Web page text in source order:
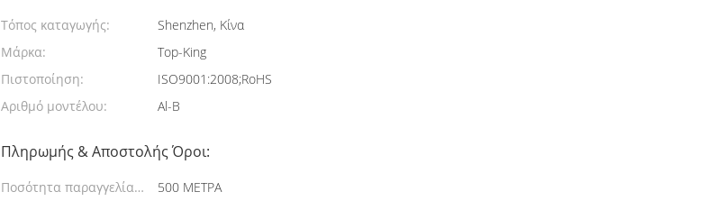
Τόπος καταγωγής:
Shenzhen, Κίνα
Μάρκα:
Top-King
Πιστοποίηση:
ISO9001:2008;RoHS
Αριθμό μοντέλου:
Al-Β
Πληρωμής & Αποστολής Όροι:
Ποσότητα παραγγελίας
500 ΜΕΤΡΑ